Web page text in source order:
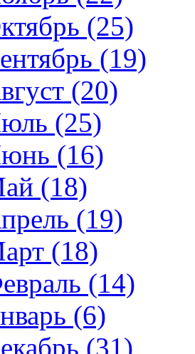
(25)
(19)
(20)
(25)
(16)
(18)
(19)
(18)
(14)
(6)
(31)